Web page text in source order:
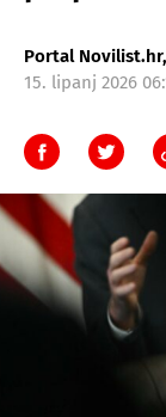
Portal
15. lipanj 2026